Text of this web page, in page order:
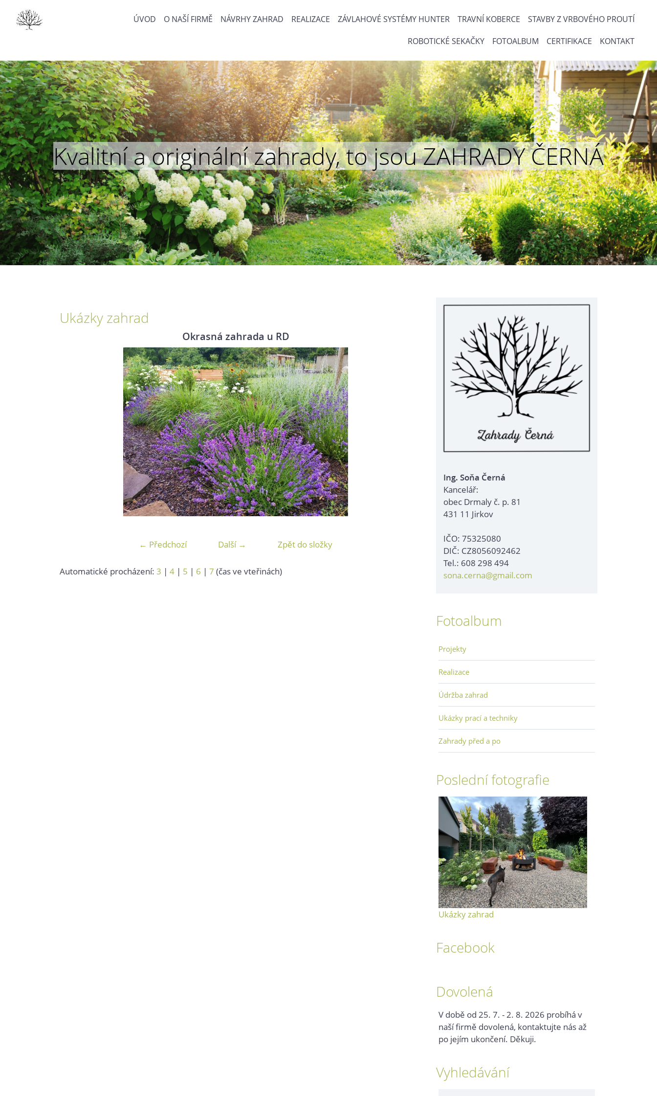
ÚVOD O NAŠÍ FIRMĚ NÁVRHY ZAHRAD REALIZACE ZÁVLAHOVÉ SYSTÉMY HUNTER TRAVNÍ KOBERCE STAVBY Z VRBOVÉHO PROUTÍ
ROBOTICKÉ SEKAČKY FOTOALBUM CERTIFIKACE KONTAKT
Kvalitní a originální zahrady, to jsou ZAHRADY ČERNÁ
Ukázky zahrad
Okrasná zahrada u RD
← Předchozí Další → Zpět do složky
Automatické procházení: 3 | 4 | 5 | 6 | 7 (čas ve vteřinách)
Ing. Soňa Černá
Kancelář:
obec Drmaly č. p. 81
431 11 Jirkov
IČO: 75325080
DIČ: CZ8056092462
Tel.: 608 298 494
sona.cerna@gmail.com
Fotoalbum
Projekty
Realizace
Údržba zahrad
Ukázky prací a techniky
Zahrady před a po
Poslední fotografie
Ukázky zahrad
Facebook
Dovolená
V době od 25. 7. - 2. 8. 2026 probíhá v
naší firmě dovolená, kontaktujte nás až
po jejím ukončení. Děkuji.
Vyhledávání